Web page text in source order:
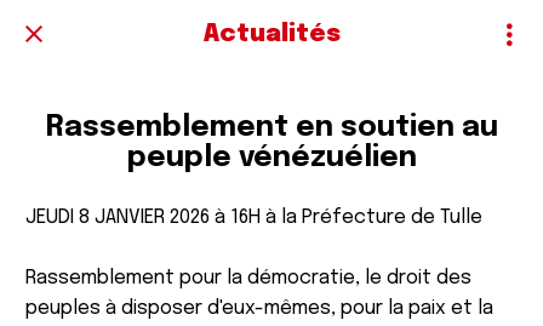
Actualités
Rassemblement en soutien au
peuple vénézuélien
JEUDI 8 JANVIER 2026 à 16H à la Préfecture de Tulle
Rassemblement pour la démocratie, le droit des
peuples à disposer d'eux-mêmes, pour la paix et la